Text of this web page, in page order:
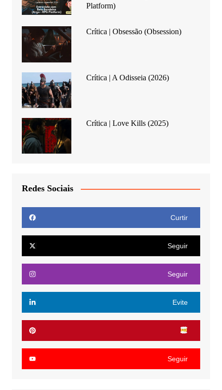
Platform)
Crítica | Obsessão (Obsession)
Crítica | A Odisseia (2026)
Crítica | Love Kills (2025)
Redes Sociais
Curtir
Seguir
Seguir
Evite
Seguir